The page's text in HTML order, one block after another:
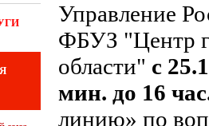
Управление
ФБУЗ "Центр
области" с
мин. до 16
линию» по